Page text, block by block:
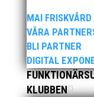
MAI FRISKVÅRD
VÅRA
BLI PARTNER
DIGITAL
KLUBBEN
Anders
Han börjar
har ett brett
annat